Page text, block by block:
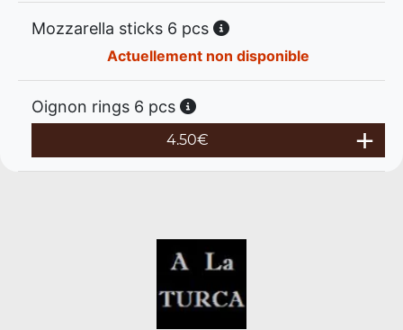
Mozzarella sticks 6 pcs
Actuellement non disponible
Oignon rings 6 pcs
4.50€